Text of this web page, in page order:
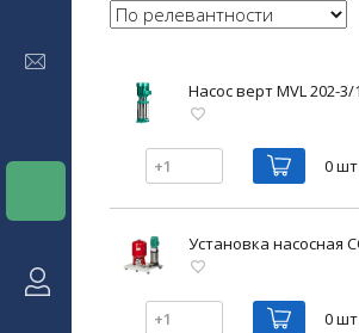
Насос верт MVL 202-
0 шт
Установка насосная
0 шт